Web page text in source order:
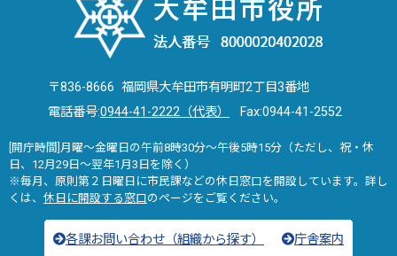
〒836-8666 福岡県大牟田市有明町2丁目3番地
電話番号:0944-41-2222（代表） Fax:0944-41-2552
[開庁時間]月曜～金曜日の午前8時30分～午後5時15分（ただし、祝・休
日、12月29日～翌年1月3日を除く）
※毎月、原則第２日曜日に市民課などの休日窓口を開設しています。詳し
くは、 休日に開設する窓口のページをご覧ください。
各課お問い合わせ（組織から探す）
庁舎案内